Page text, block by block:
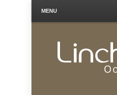
MENU